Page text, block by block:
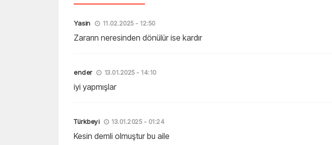
Yasin 11.02.2025 - 12:50
Zararın neresinden dönülür ise kardır
ender 13.01.2025 - 14:10
iyi yapmışlar
Türkbeyi 13.01.2025 - 01:24
Kesin demli olmuştur bu aile